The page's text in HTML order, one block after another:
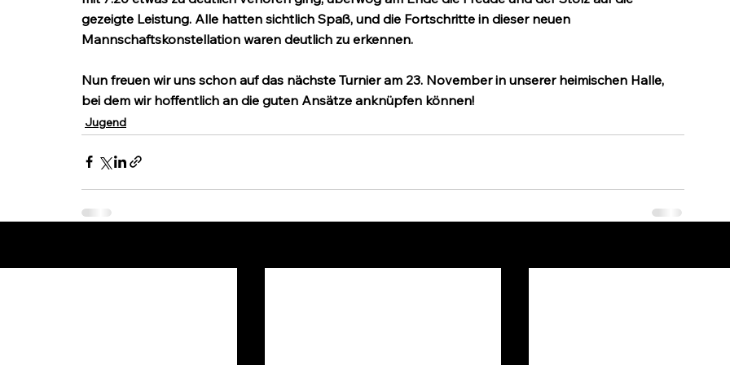
gezeigte Leistung. Alle hatten sichtlich Spaß, und die Fortschritte in dieser neuen
Mannschaftskonstellation waren deutlich zu erkennen.
Nun freuen wir uns schon auf das nächste Turnier am 23. November in unserer heimischen Halle,
bei dem wir hoffentlich an die guten Ansätze anknüpfen können!
Jugend